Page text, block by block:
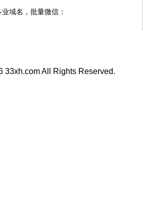
域名，批量微信：
33xh.com All Rights Reserved.